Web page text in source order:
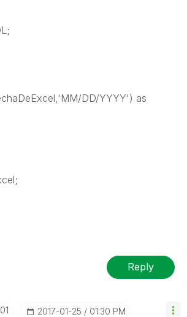
DD/YYYY') as
Reply
‎2017-01-25 01:30 PM